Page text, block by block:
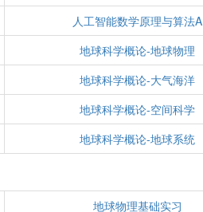
人工智能数学原理与算法A
地球科学概论-地球物理
地球科学概论-大气海洋
地球科学概论-空间科学
地球科学概论-地球系统
地球物理基础实习